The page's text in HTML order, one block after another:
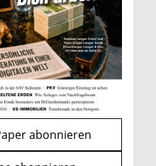
ARTIKEL
weiter
2027: So
geplant
abonnieren